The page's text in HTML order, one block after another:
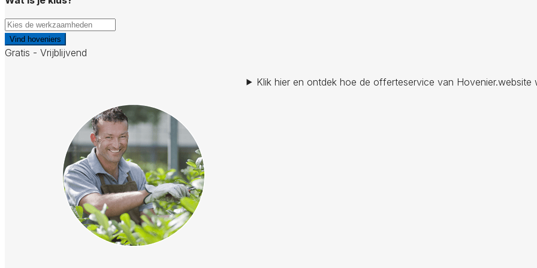
Vind hoveniers
Gratis - Vrijblijvend
Klik hier en ontdek hoe de offerteservice van Hovenier.website